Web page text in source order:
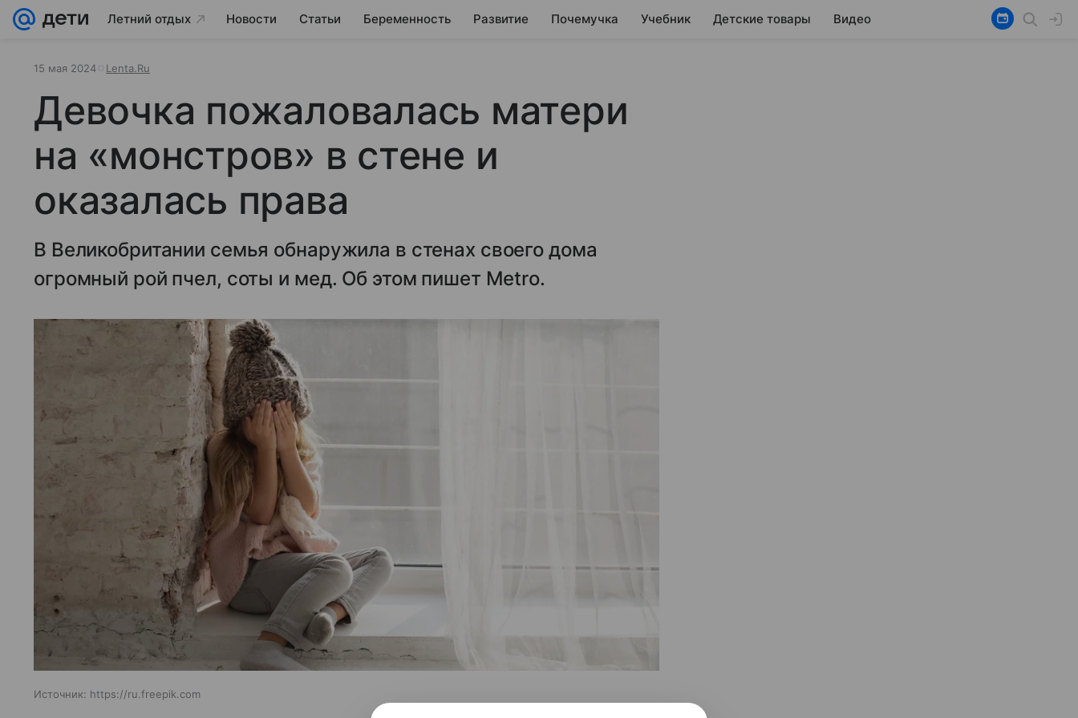
Летний отдых Новости Статьи Беременность Развитие Почемучка Учебник Детские товары Видео
15 мая 2024 Lenta.Ru
Девочка пожаловалась матери
на «монстров» в стене и
оказалась права
В Великобритании семья обнаружила в стенах своего дома
огромный рой пчел, соты и мед. Об этом пишет Metro.
Источник: https://ru.freepik.com